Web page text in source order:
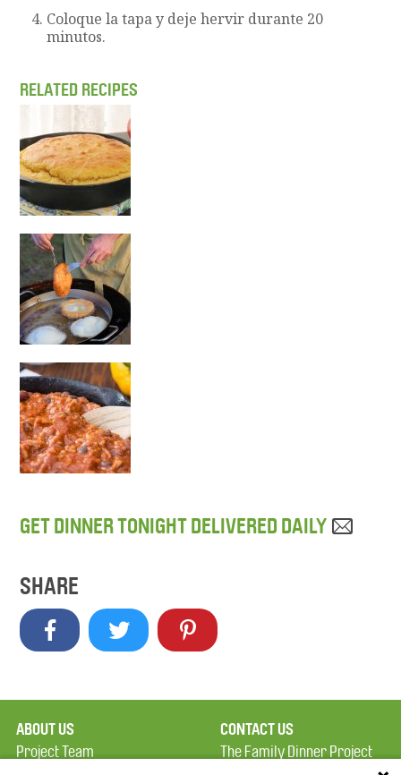
Coloque la tapa y deje hervir durante 20
minutos.
RELATED RECIPES
GET DINNER TONIGHT DELIVERED DAILY
SHARE
ABOUT US
Project Team
CONTACT US
The Family Dinner Project